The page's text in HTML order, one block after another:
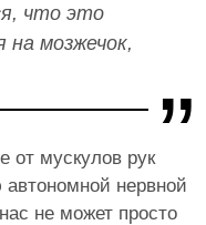
, что это
на мозжечок,
от мускулов рук
автономной нервной
не может просто